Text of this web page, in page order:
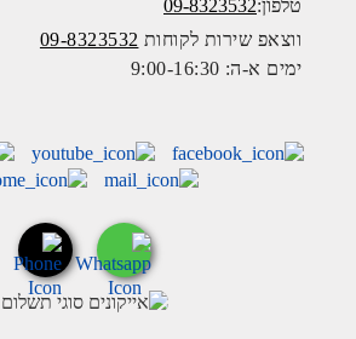
טלפון:09-8323532
ווצאפ שירות לקוחות 09-8323532
ימים א-ה: 9:00-16:30